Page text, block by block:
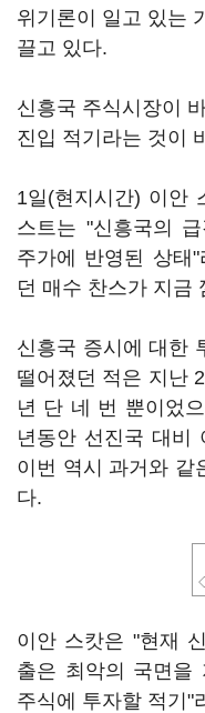
위기론이 일고 있는
끌고 있다.
신흥국 주식시장이
진입 적기라는 것이
1일(현지시간) 이안
스트는 "신흥국의
주가에 반영된 상태
던 매수 찬스가 지금
신흥국 증시에 대한
떨어졌던 적은 지난
년 단 네 번 뿐이었
년동안 선진국 대비
이번 역시 과거와 같
다.
이안 스캇은 "현재
출은 최악의 국면을
주식에 투자할 적기"